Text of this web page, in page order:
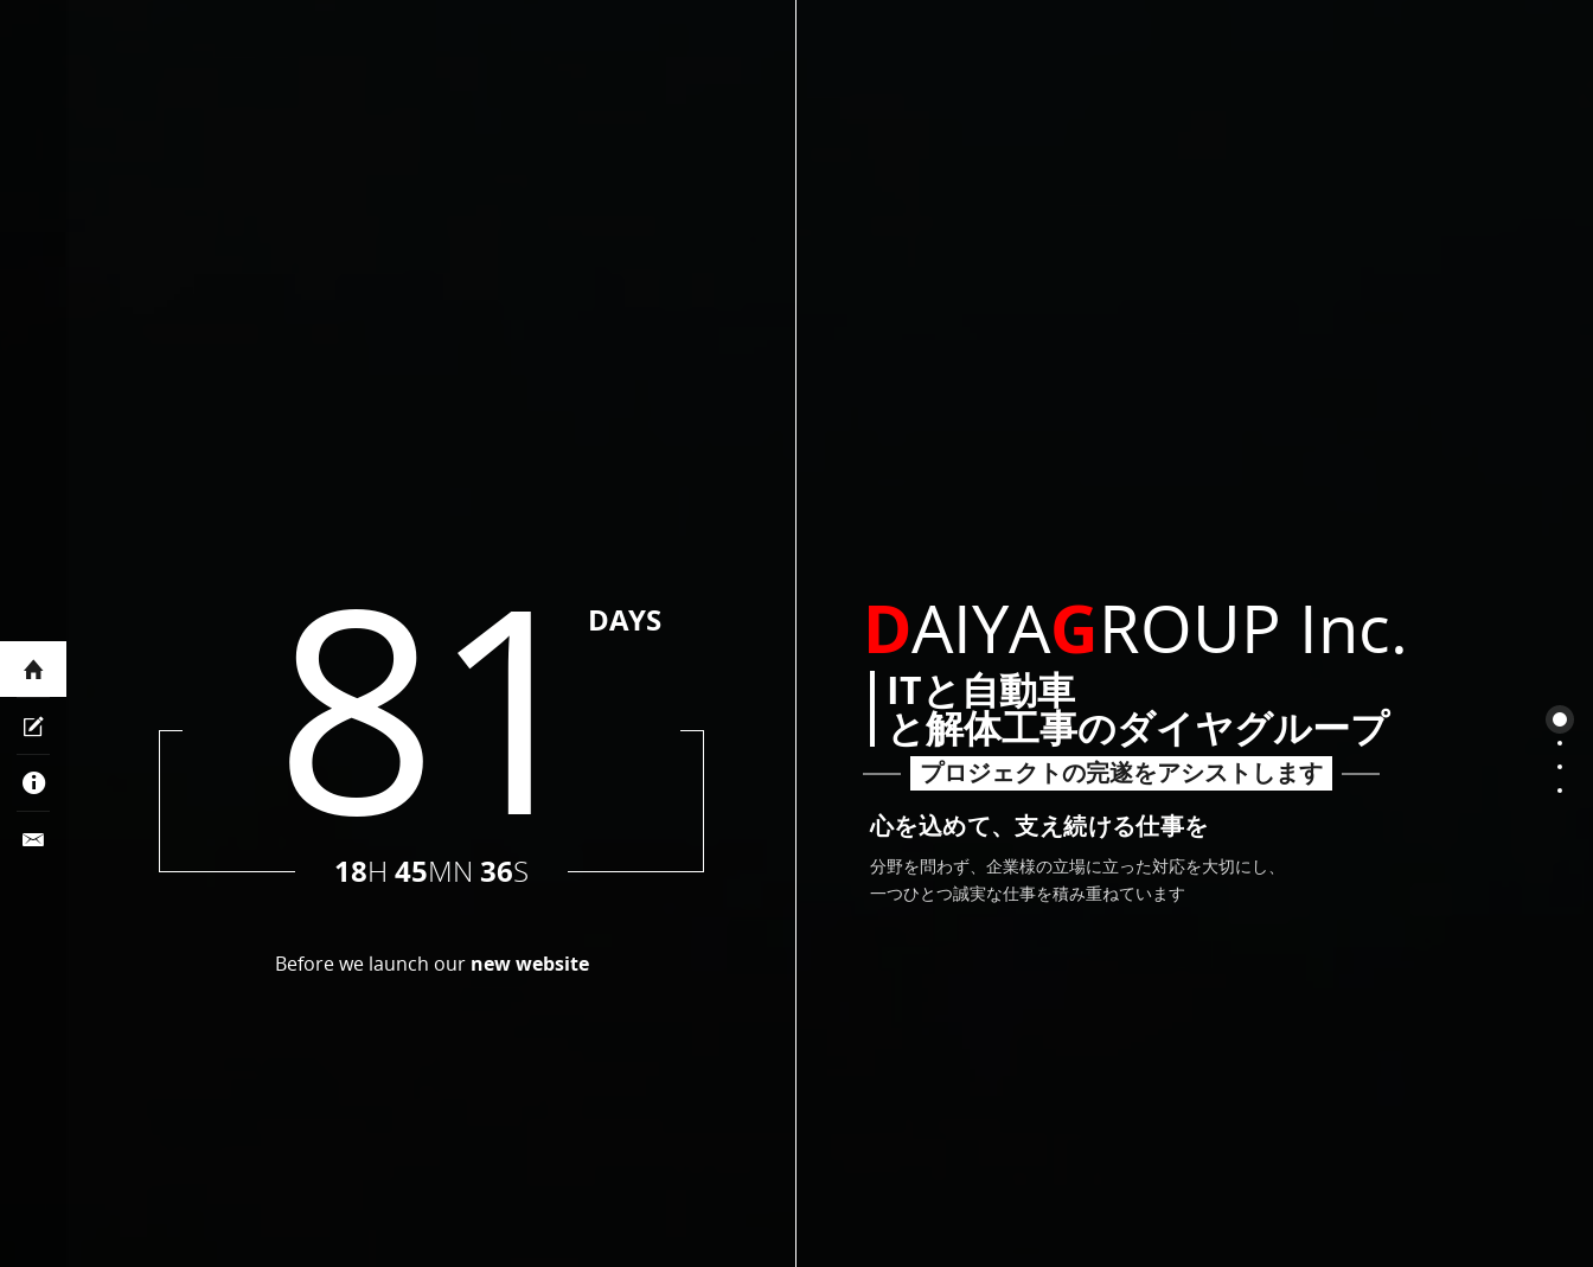
81 DAYS
18H 45MN 36S
Before we launch our new website
DAIYAGROUP Inc.
ITと自動車
と解体工事のダイヤグループ
プロジェクトの完遂をアシストします
心を込めて、支え続ける仕事を
分野を問わず、企業様の立場に立った対応を大切にし、
一つひとつ誠実な仕事を積み重ねています